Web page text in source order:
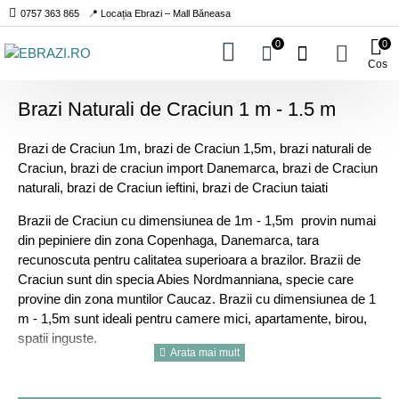
0757 363 865 📍 Locația Ebrazi – Mall Băneasa
0
Cos
0
Brazi Naturali de Craciun 1 m - 1.5 m
Brazi de Craciun 1m, brazi de Craciun 1,5m, brazi naturali de
Craciun, brazi de craciun import Danemarca, brazi de Craciun
naturali, brazi de Craciun ieftini, brazi de Craciun taiati
Brazii de Craciun cu dimensiunea de 1m - 1,5m provin numai
din pepiniere din zona Copenhaga, Danemarca, tara
recunoscuta pentru calitatea superioara a brazilor. Brazii de
Craciun sunt din specia Abies Nordmanniana, specie care
provine din zona muntilor Caucaz. Brazii cu dimensiunea de 1
m - 1,5m sunt ideali pentru camere mici, apartamente, birou,
spatii inguste.